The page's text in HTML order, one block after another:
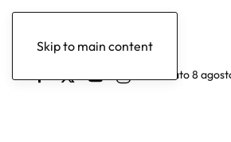
Skip to main content
sabato 8